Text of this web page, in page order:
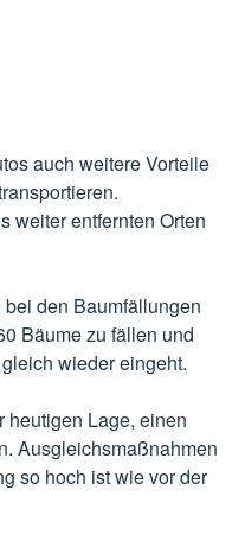
auch weitere Vorteile
weiter entfernten Orten
den Baumfällungen
Bäume zu fällen und
wieder eingeht.
heutigen Lage, einen
Ausgleichsmaßnahmen
so hoch ist wie vor der